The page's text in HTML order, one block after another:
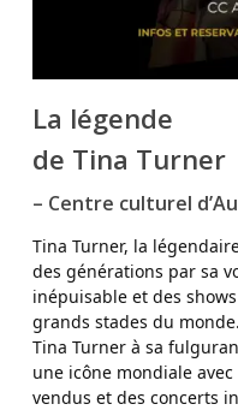
La légende
de Tina Turner
– Centre culturel
Tina Turner, la
des générations par sa
inépuisable et des
grands stades du
Tina Turner à sa
une icône mondiale
vendus et des concerts